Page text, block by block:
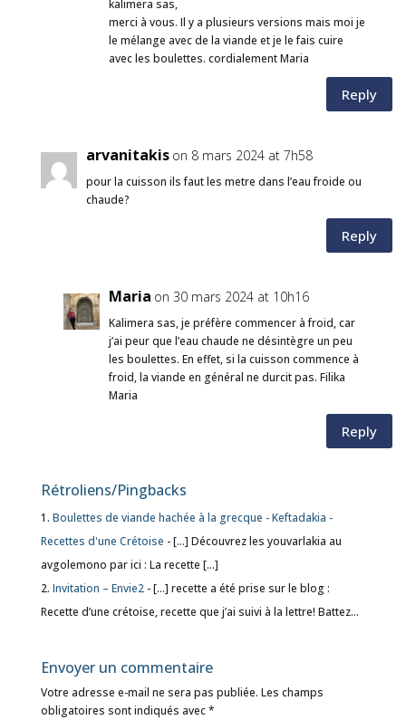
kalimera sas,
merci à vous. Il y a plusieurs versions mais moi je
le mélange avec de la viande et je le fais cuire
avec les boulettes. cordialement Maria
Reply
arvanitakis on 8 mars 2024 at 7h58
pour la cuisson ils faut les metre dans l’eau froide ou
chaude?
Reply
Maria on 30 mars 2024 at 10h16
Kalimera sas, je préfère commencer à froid, car
j’ai peur que l’eau chaude ne désintègre un peu
les boulettes. En effet, si la cuisson commence à
froid, la viande en général ne durcit pas. Filika
Maria
Reply
Rétroliens/Pingbacks
Boulettes de viande hachée à la grecque - Keftadakia -
Recettes d'une Crétoise - […] Découvrez les youvarlakia au
avgolemono par ici : La recette […]
Invitation – Envie2- […] recette a été prise sur le blog :
Recette d’une crétoise, recette que j’ai suivi à la lettre! Battez…
Envoyer un commentaire
Votre adresse e-mail ne sera pas publiée. Les champs
obligatoires sont indiqués avec*